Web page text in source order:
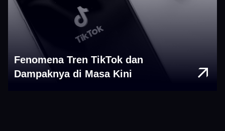
Fenomena Tren TikTok dan
Dampaknya di Masa Kini